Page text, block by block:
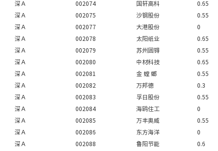
深Ａ
002074 国轩高科
0.65
深Ａ
002075 沙钢股份
0.55
深Ａ
002077 大港股份
0
深Ａ
002078 太阳纸业
0.65
深Ａ
002079 苏州固锝
0.55
深Ａ
002080 中材科技
0.65
深Ａ
002081 金 螳 螂
0.55
深Ａ
002082 万邦德
0.3
深Ａ
002083 孚日股份
0.55
深Ａ
002084 海鸥住工
0
深Ａ
002085 万丰奥威
0.55
深Ａ
002086 东方海洋
0
深Ａ
002088 鲁阳节能
0.6